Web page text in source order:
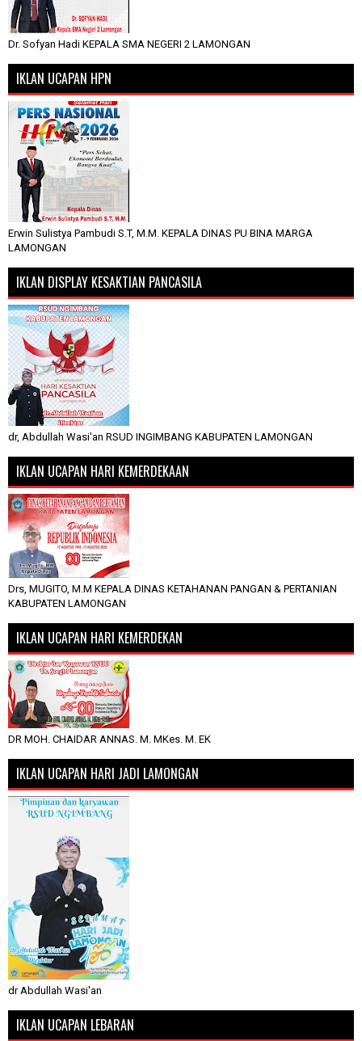
Dr. Sofyan Hadi KEPALA SMA NEGERI 2 LAMONGAN
IKLAN UCAPAN HPN
Erwin Sulistya Pambudi S.T, M.M. KEPALA DINAS PU BINA MARGA
LAMONGAN
IKLAN DISPLAY KESAKTIAN PANCASILA
dr, Abdullah Wasi'an RSUD INGIMBANG KABUPATEN LAMONGAN
IKLAN UCAPAN HARI KEMERDEKAAN
Drs, MUGITO, M.M KEPALA DINAS KETAHANAN PANGAN & PERTANIAN
KABUPATEN LAMONGAN
IKLAN UCAPAN HARI KEMERDEKAN
DR MOH. CHAIDAR ANNAS. M. MKes. M. EK
IKLAN UCAPAN HARI JADI LAMONGAN
dr Abdullah Wasi'an
IKLAN UCAPAN LEBARAN